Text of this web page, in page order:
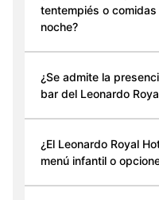
tentempiés o
noche?
¿Se admite la
bar del Leonardo
¿El Leonardo Royal
menú infantil o